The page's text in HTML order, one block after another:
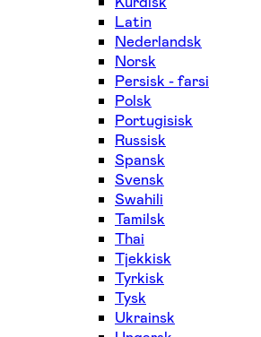
Latin
Nederlandsk
Norsk
Persisk - farsi
Polsk
Portugisisk
Russisk
Spansk
Svensk
Swahili
Tamilsk
Thai
Tjekkisk
Tyrkisk
Tysk
Ukrainsk